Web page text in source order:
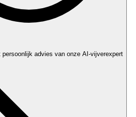
persoonlijk advies van onze AI-vijverexpert